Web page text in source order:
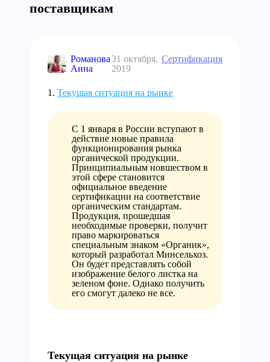
поставщикам
Романова
Анна
31 октября,
2019
Сертификация
Текущая ситуация на рынке
С 1 января в России вступают в
действие новые правила
функционирования рынка
органической продукции.
Принципиальным новшеством в
этой сфере становится
официальное введение
сертификации на соответствие
органическим стандартам.
Продукция, прошедшая
необходимые проверки, получит
право маркироваться
специальным знаком «Органик»,
который разработал Минсельхоз.
Он будет представлять собой
изображение белого листка на
зеленом фоне. Однако получить
его смогут далеко не все.
Текущая ситуация на рынке